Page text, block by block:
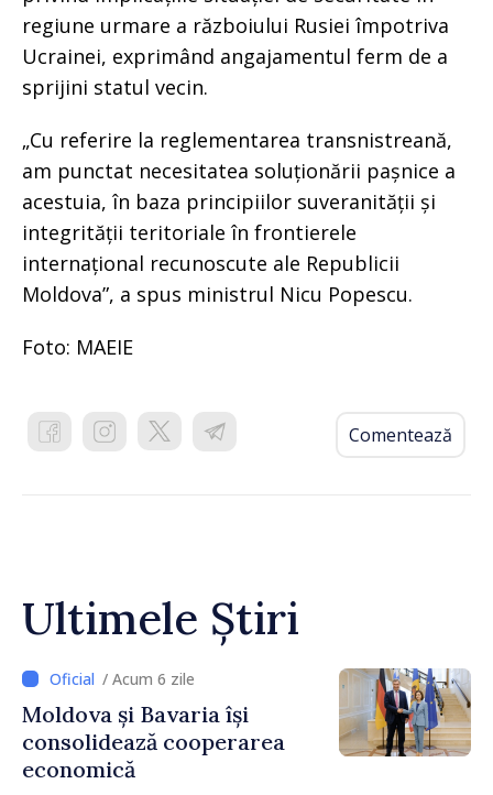
regiune urmare a războiului Rusiei împotriva
Ucrainei, exprimând angajamentul ferm de a
sprijini statul vecin.
„Cu referire la reglementarea transnistreană,
am punctat necesitatea soluționării pașnice a
acestuia, în baza principiilor suveranității și
integrității teritoriale în frontierele
internațional recunoscute ale Republicii
Moldova”, a spus ministrul Nicu Popescu.
Foto: MAEIE
Comentează
Ultimele Știri
/ Acum 6 zile
Moldova și Bavaria își
consolidează cooperarea
economică